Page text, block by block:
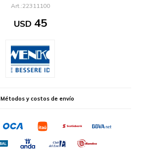
22311100
USD 45
Métodos y costos de envío